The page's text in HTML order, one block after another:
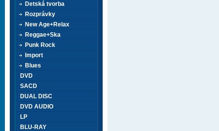
Detská tvorba
Rozprávky
New Age+Relax
Reggae+Ska
Punk Rock
Import
Blues
DVD
SACD
DUAL DISC
DVD AUDIO
LP
BLU-RAY